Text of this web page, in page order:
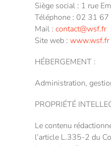
Siège social : 1 rue
Téléphone : 02 31
Mail : contact@wsf.fr
Site web : www.wsf.fr
HÉBERGEMENT :
Administration,
PROPRIÉTÉ
Le contenu
l’article L.335-2 du